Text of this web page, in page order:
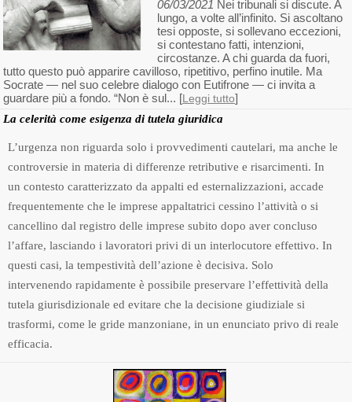
06/03/2021 Nei tribunali si discute. A
lungo, a volte all’infinito. Si ascoltano
tesi opposte, si sollevano eccezioni,
si contestano fatti, intenzioni,
circostanze. A chi guarda da fuori,
tutto questo può apparire cavilloso, ripetitivo, perfino inutile. Ma
Socrate — nel suo celebre dialogo con Eutifrone — ci invita a
guardare più a fondo. “Non è sul... [Leggi tutto]
La celerità come esigenza di tutela giuridica
L’urgenza non riguarda solo i provvedimenti cautelari, ma anche le
controversie in materia di differenze retributive e risarcimenti. In
un contesto caratterizzato da appalti ed esternalizzazioni, accade
frequentemente che le imprese appaltatrici cessino l’attività o si
cancellino dal registro delle imprese subito dopo aver concluso
l’affare, lasciando i lavoratori privi di un interlocutore effettivo. In
questi casi, la tempestività dell’azione è decisiva. Solo
intervenendo rapidamente è possibile preservare l’effettività della
tutela giurisdizionale ed evitare che la decisione giudiziale si
trasformi, come le gride manzoniane, in un enunciato privo di reale
efficacia.